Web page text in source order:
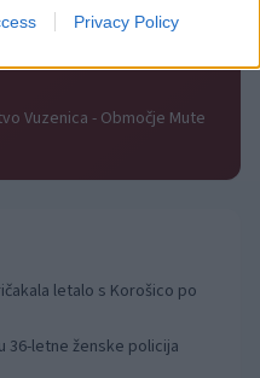
Privacy Policy
Vuzenica - Območje Mute
letalo s Korošico po
36-letne ženske policija